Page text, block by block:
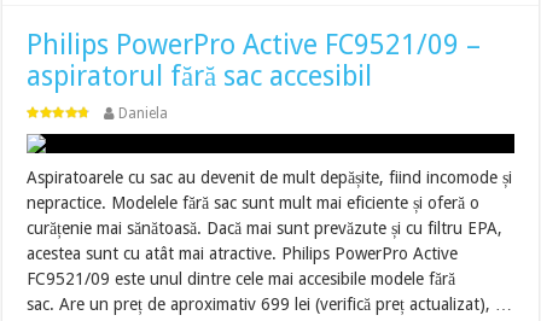
Philips PowerPro Active FC9521/09 –
aspiratorul fără sac accesibil
Daniela
Aspiratoarele cu sac au devenit de mult depășite, fiind incomode și
nepractice. Modelele fără sac sunt mult mai eficiente și oferă o
curățenie mai sănătoasă. Dacă mai sunt prevăzute și cu filtru EPA,
acestea sunt cu atât mai atractive. Philips PowerPro Active
FC9521/09 este unul dintre cele mai accesibile modele fără
sac. Are un preț de aproximativ 699 lei (verifică preț actualizat), …